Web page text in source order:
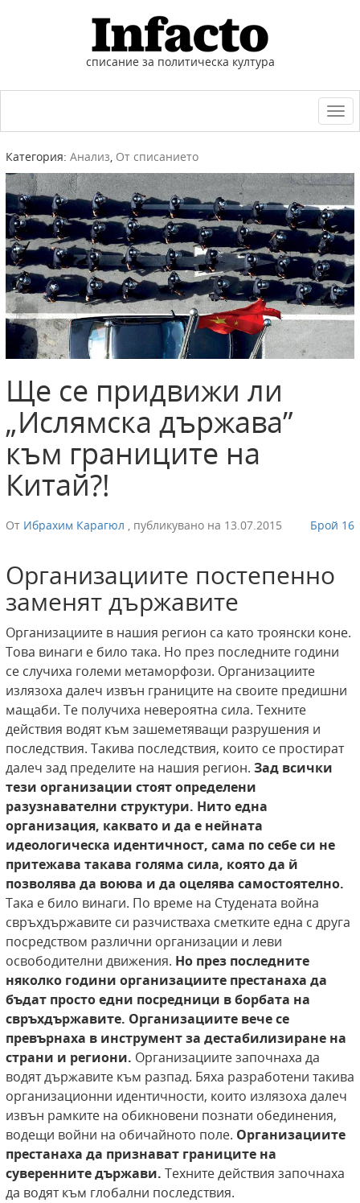
списание за политическа култура
Категория: Анализ, От списанието
Ще се придвижи ли
„Ислямска държава”
към границите на
Китай?!
От Ибрахим Карагюл , публикувано на 13.07.2015 Брой 16
Организациите постепенно
заменят държавите
Организациите в нашия регион са като троянски коне.
Това винаги е било така. Но през последните години
се случиха големи метаморфози. Организациите
излязоха далеч извън границите на своите предишни
мащаби. Те получиха невероятна сила. Техните
действия водят към зашеметяващи разрушения и
последствия. Такива последствия, които се простират
далеч зад пределите на нашия регион. Зад всички
тези организации стоят определени
разузнавателни структури. Нито една
организация, каквато и да е нейната
идеологическа идентичност, сама по себе си не
притежава такава голяма сила, която да й
позволява да воюва и да оцелява самостоятелно.
Така е било винаги. По време на Студената война
свръхдържавите си разчистваха сметките една с друга
посредством различни организации и леви
освободителни движения. Но през последните
няколко години организациите престанаха да
бъдат просто едни посредници в борбата на
свръхдържавите. Организациите вече се
превърнаха в инструментза дестабилизиране на
страни и региони. Организациите започнаха да
водят държавите към разпад. Бяха разработени такива
организационни идентичности, които излязоха далеч
извън рамките на обикновени познати обединения,
водещи войни на обичайното поле. Организациите
престанаха да признават границите на
суверенните държави. Техните действия започнаха
да водят към глобални последствия.